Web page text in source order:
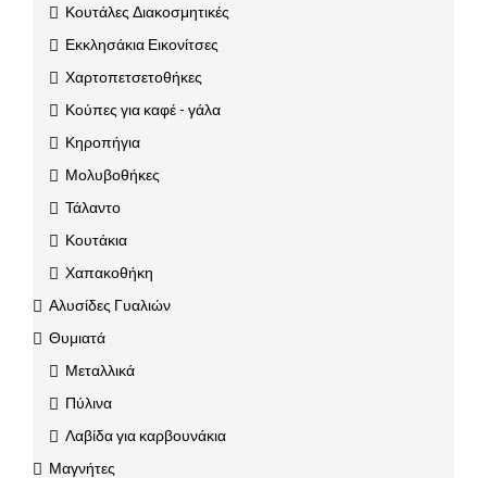
Κουτάλες Διακοσμητικές
Εκκλησάκια Εικονίτσες
Χαρτοπετσετοθήκες
Κούπες για καφέ - γάλα
Κηροπήγια
Μολυβοθήκες
Τάλαντο
Κουτάκια
Χαπακοθήκη
Αλυσίδες Γυαλιών
Θυμιατά
Μεταλλικά
Πύλινα
Λαβίδα για καρβουνάκια
Μαγνήτες